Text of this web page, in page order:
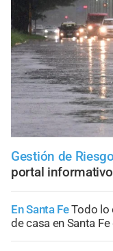
Gestión de Riesgo
portal
En Santa FeTodo lo
de casa en Santa